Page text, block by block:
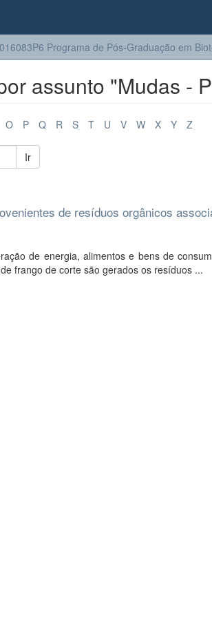
Programa de Pós-Graduação em
assunto "Mudas -
O P Q R S T U V W X Y Z
Ir
de resíduos orgânicos
de energia, alimentos e bens de
frango de corte são gerados os resíduos ...